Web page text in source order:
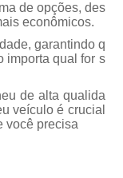
de opções, des
econômicos.
garantindo q
importa qual for s
de alta qualida
veículo é crucial
você precisa